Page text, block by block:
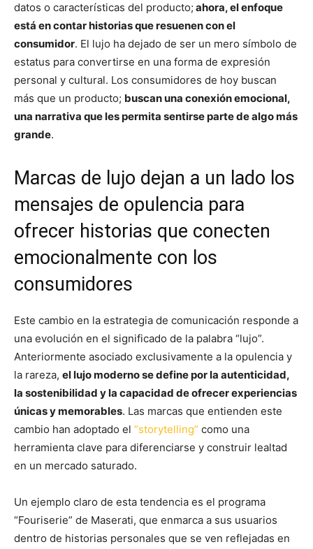
datos o características del producto; ahora, el enfoque
está en contar historias que resuenen con el
consumidor. El lujo ha dejado de ser un mero símbolo de
estatus para convertirse en una forma de expresión
personal y cultural. Los consumidores de hoy buscan
más que un producto; buscan una conexión emocional,
una narrativa que les permita sentirse parte de algo más
grande.
Marcas de lujo dejan a un lado los
mensajes de opulencia para
ofrecer historias que conecten
emocionalmente con los
consumidores
Este cambio en la estrategia de comunicación responde a
una evolución en el significado de la palabra “lujo”.
Anteriormente asociado exclusivamente a la opulencia y
la rareza, el lujo moderno se define por la autenticidad,
la sostenibilidad y la capacidad de ofrecer experiencias
únicas y memorables. Las marcas que entienden este
cambio han adoptado el “storytelling” como una
herramienta clave para diferenciarse y construir lealtad
en un mercado saturado.
Un ejemplo claro de esta tendencia es el programa
“Fouriserie” de Maserati, que enmarca a sus usuarios
dentro de historias personales que se ven reflejadas en